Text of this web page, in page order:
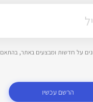
על חדשות ומבצעים באתר, בהתאם
הרשם עכשיו